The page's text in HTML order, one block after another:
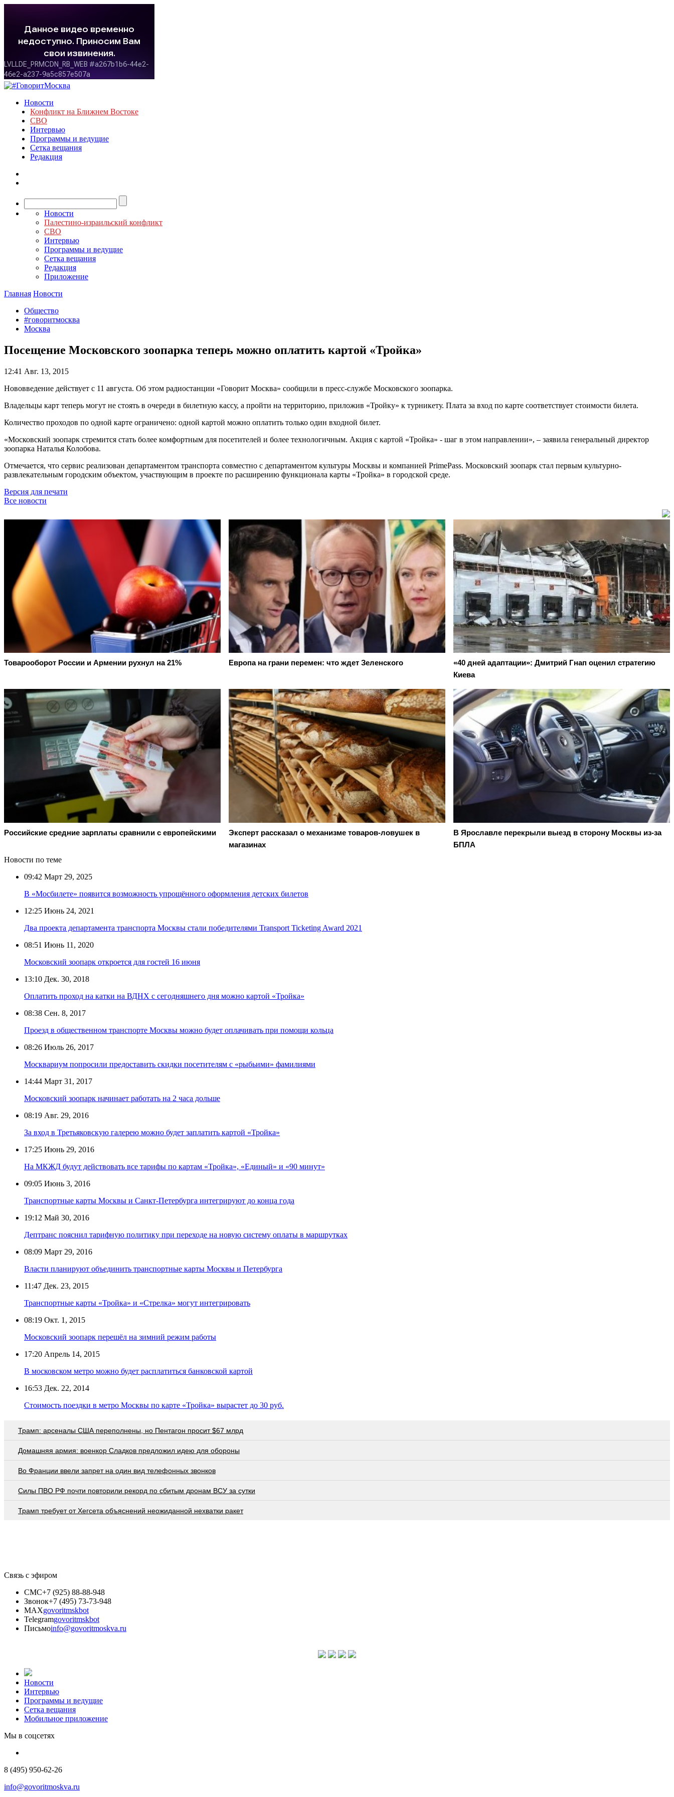
Новости
Конфликт на Ближнем Востоке
СВО
Интервью
Программы и ведущие
Сетка вещания
Редакция
Новости
Палестино-израильский конфликт
СВО
Интервью
Программы и ведущие
Сетка вещания
Редакция
Приложение
Главная Новости
Общество
#говоритмосква
Москва
Посещение Московского зоопарка теперь можно оплатить картой «Тройка»
12:41 Авг. 13, 2015
Нововведение действует с 11 августа. Об этом радиостанции «Говорит Москва» сообщили в пресс-службе Московского зоопарка.
Владельцы карт теперь могут не стоять в очереди в билетную кассу, а пройти на территорию, приложив «Тройку» к турникету. Плата за вход по карте соответствует стоимости билета.
Количество проходов по одной карте ограничено: одной картой можно оплатить только один входной билет.
«Московский зоопарк стремится стать более комфортным для посетителей и более технологичным. Акция с картой «Тройка» - шаг в этом направлении», – заявила генеральный директор
зоопарка Наталья Колобова.
Отмечается, что сервис реализован департаментом транспорта совместно с департаментом культуры Москвы и компанией PrimePass. Московский зоопарк стал первым культурно-
развлекательным городским объектом, участвующим в проекте по расширению функционала карты «Тройка» в городской среде.
Версия для печати
Все новости
Товарооборот России и Армении рухнул на 21% Европа на грани перемен: что ждет Зеленского
«40 дней адаптации»: Дмитрий Гнап оценил стратегию
Киева
Российские средние зарплаты сравнили с европейскими
Эксперт рассказал о механизме товаров-ловушек в
магазинах
В Ярославле перекрыли выезд в сторону Москвы из-за
БПЛА
Новости по теме
09:42 Март 29, 2025
В «Мосбилете» появится возможность упрощённого оформления детских билетов
12:25 Июнь 24, 2021
Два проекта департамента транспорта Москвы стали победителями Transport Ticketing Award 2021
08:51 Июнь 11, 2020
Московский зоопарк откроется для гостей 16 июня
13:10 Дек. 30, 2018
Оплатить проход на катки на ВДНХ с сегодняшнего дня можно картой «Тройка»
08:38 Сен. 8, 2017
Проезд в общественном транспорте Москвы можно будет оплачивать при помощи кольца
08:26 Июль 26, 2017
Москвариум попросили предоставить скидки посетителям с «рыбьими» фамилиями
14:44 Март 31, 2017
Московский зоопарк начинает работать на 2 часа дольше
08:19 Авг. 29, 2016
За вход в Третьяковскую галерею можно будет заплатить картой «Тройка»
17:25 Июнь 29, 2016
На МКЖД будут действовать все тарифы по картам «Тройка», «Единый» и «90 минут»
09:05 Июнь 3, 2016
Транспортные карты Москвы и Санкт-Петербурга интегрируют до конца года
19:12 Май 30, 2016
Дептранс пояснил тарифную политику при переходе на новую систему оплаты в маршрутках
08:09 Март 29, 2016
Власти планируют объединить транспортные карты Москвы и Петербурга
11:47 Дек. 23, 2015
Транспортные карты «Тройка» и «Стрелка» могут интегрировать
08:19 Окт. 1, 2015
Московский зоопарк перешёл на зимний режим работы
17:20 Апрель 14, 2015
В московском метро можно будет расплатиться банковской картой
16:53 Дек. 22, 2014
Стоимость поездки в метро Москвы по карте «Тройка» вырастет до 30 руб.
Трамп: арсеналы США переполнены, но Пентагон просит $67 млрд
Домашняя армия: военкор Сладков предложил идею для обороны
Во Франции ввели запрет на один вид телефонных звонков
Cилы ПВО РФ почти повторили рекорд по сбитым дронам ВСУ за сутки
Трамп требует от Хегсета объяснений неожиданной нехватки ракет
Связь с эфиром
СМС+7 (925) 88-88-948
Звонок+7 (495) 73-73-948
MAXgovoritmskbot
Telegramgovoritmskbot
Письмоinfo@govoritmoskva.ru
Новости
Интервью
Программы и ведущие
Сетка вещания
Мобильное приложение
Мы в соцсетях
8 (495) 950-62-26
info@govoritmoskva.ru